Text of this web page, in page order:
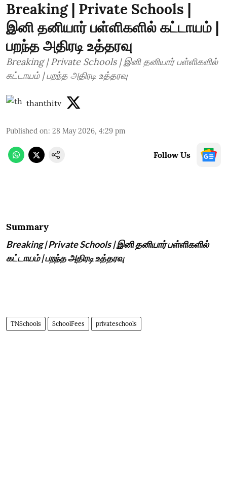
Breaking | Private Schools |
இனி தனியார் பள்ளிகளில் கட்டாயம் |
பறந்த அதிரடி உத்தரவு
Breaking | Private Schools | இனி தனியார் பள்ளிகளில்
கட்டாயம் | பறந்த அதிரடி உத்தரவு
thanthitv
Published on: 28 May 2026, 4:29 pm
Follow Us
Summary
Breaking | Private Schools | இனி தனியார் பள்ளிகளில்
கட்டாயம் | பறந்த அதிரடி உத்தரவு
TNSchools SchoolFees privateschools